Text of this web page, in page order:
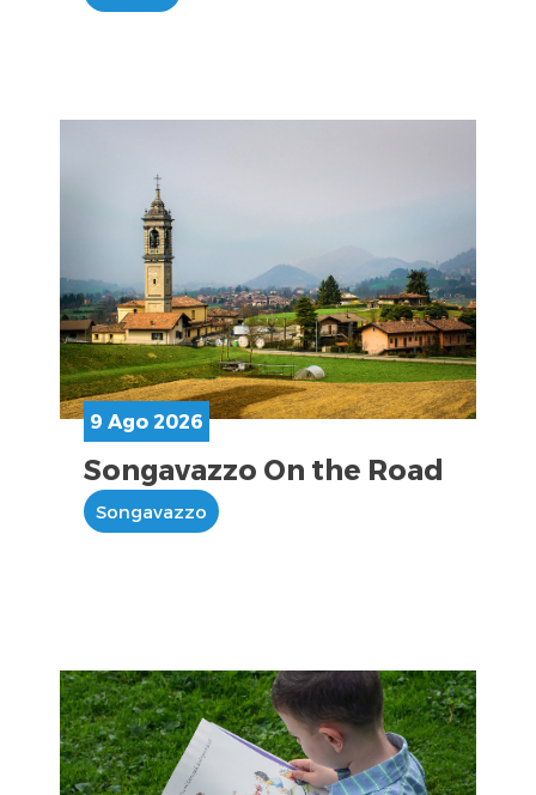
9 Ago 2026
Songavazzo On the Road
Songavazzo